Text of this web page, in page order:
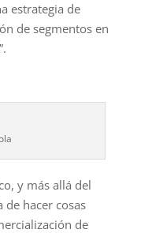
estrategia de
de segmentos en
y más allá del
hacer cosas
de